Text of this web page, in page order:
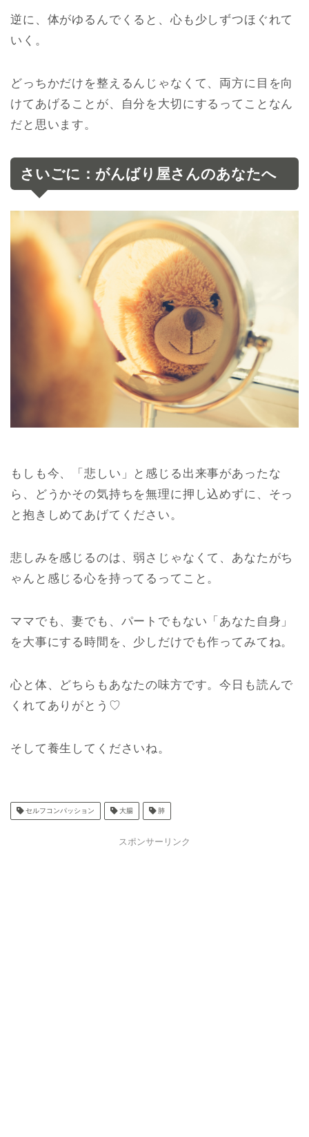
逆に、体がゆるんでくると、心も少しずつほぐれて
いく。
どっちかだけを整えるんじゃなくて、 両方に目を向
けてあげることが、自分を大切にするってことなん
だと思います。
さいごに：がんばり屋さんのあなたへ
もしも今、「悲しい」と感じる出来事があったな
ら、
どうかその気持ちを無理に押し込めずに、そっ
と抱きしめてあげてください。
悲しみを感じるのは、弱さじゃなくて、 あなたがち
ゃんと感じる心を持ってるってこと。
ママでも、妻でも、パートでもない「あなた自身」
を大事にする時間を、少しだけでも作ってみてね。
心と体、どちらもあなたの味方です。今日も読んで
くれてありがとう♡
そして養生してくださいね。
セルフコンパッション 大腸 肺
スポンサーリンク